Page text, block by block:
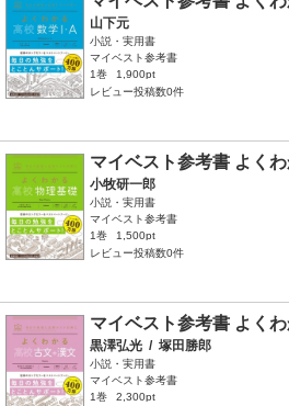
山下元
小説・実用書
マイベスト参考書
1巻
1,900pt
レビュー投稿数0件
マイベスト参考書 よく
小牧研一郎
小説・実用書
マイベスト参考書
1巻
1,500pt
レビュー投稿数0件
マイベスト参考書 よく
黒澤弘光 / 塚田勝郎
小説・実用書
マイベスト参考書
1巻
2,300pt